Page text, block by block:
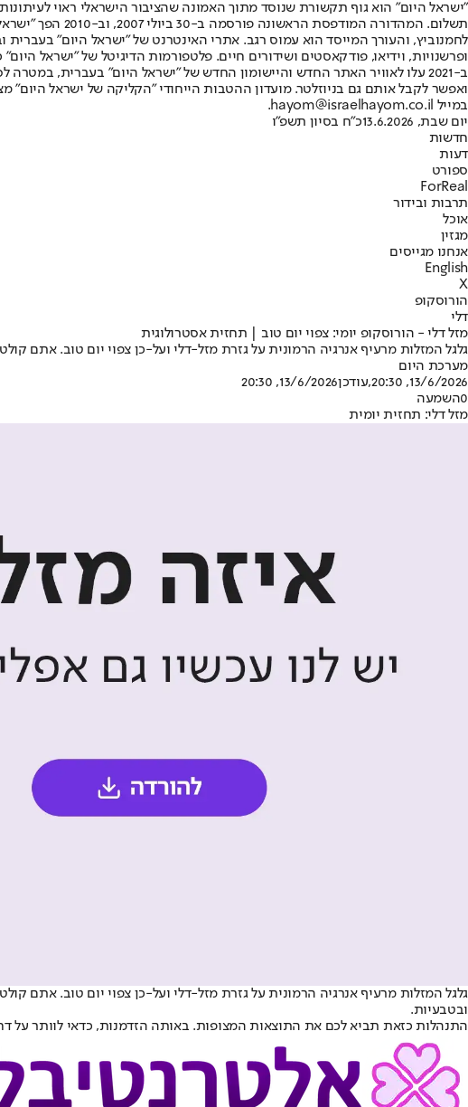
"ישראל היום" הוא גוף תקשורת שנוסד מתוך האמונה שהציבור הישראלי ראוי
תשלום.
ופרשנויות, וידיאו, פודקאסטים ושידורים חיים. פלטפורמות הדיגיטל של "ישראל
ב-2021 עלו לאוויר האתר החדש והיישומון החדש של "ישראל היום" בעברית,
ואפשר לקבל אותם גם בניוזלטר. מועדון ההטבות הייחודי "הקליקה של ישראל היום"
במייל hayom@israelhayom.co.il.
יום שבת, 13.6.2026
כ"ח בסיון תשפ"ו
חדשות
דעות
ספורט
ForReal
תרבות ובידור
אוכל
מגזין
אנחנו מגייסים
English
X
הורוסקופ
דלי
מזל דלי - הורוסקופ יומי: צפוי יום טוב | תחזית אסטרולוגית
גלגל המזלות מרעיף אנרגיה הרמונית על גזרת מזל-דלי ועל-כן צפוי יום טוב. אתם
מערכת היום
13/6/2026, 20:30
,עודכן13/6/2026, 20:30
0השמעה
מזל דלי: תחזית יומית
גלגל המזלות מרעיף אנרגיה הרמונית על גזרת מזל-דלי ועל-כן צפוי יום טוב.
ובטבעיות.
התנהלות כזאת תביא לכם את התוצאות המצופות. באותה הזדמנות, כדאי לוותר על